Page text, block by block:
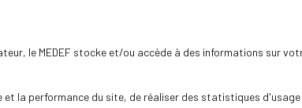
le MEDEF stocke et/ou accède à des informations sur
la performance du site, de réaliser des statistiques